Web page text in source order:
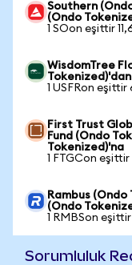
Southern
(Ondo
1 SOon eşittir
WisdomTree
1 USFRon
First Trust
Fund (Ondo
Tokenized)'na
1 FTGCon
Rambus (Ondo
(Ondo
1 RMBSon
Sorumluluk